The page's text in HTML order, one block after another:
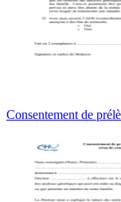
Consentement de